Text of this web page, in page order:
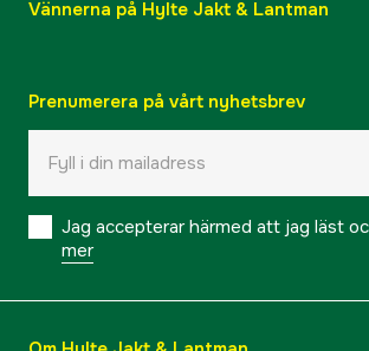
Vännerna på Hylte Jakt & Lantman
Prenumerera på vårt nyhetsbrev
Jag accepterar härmed att jag läst
mer